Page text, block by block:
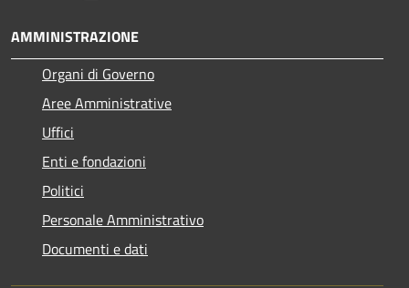
AMMINISTRAZIONE
Organi di Governo
Aree Amministrative
Uffici
Enti e fondazioni
Politici
Personale Amministrativo
Documenti e dati